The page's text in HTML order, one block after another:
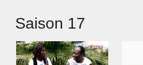
Saison 17